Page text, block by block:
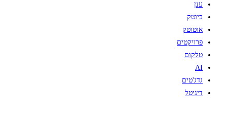
ענן
ביוטק
אוטוטק
פרויקטים
טלקום
AI
גדג'טים
דיגיטל